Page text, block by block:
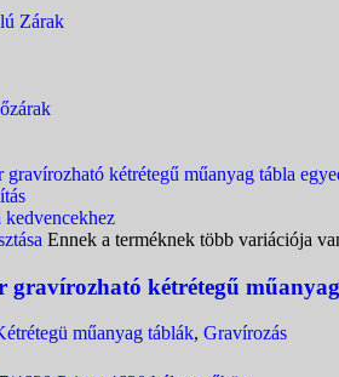
Zárak
kedvencekhez
Ennek a terméknek több variációja
gravírozható kétrétegű
műanyag táblák, Gravírozás